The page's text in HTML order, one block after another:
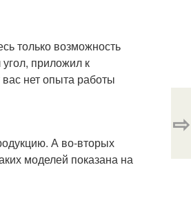
только возможность
приложил к
нет опыта работы
А во-вторых
моделей показана на
⇨